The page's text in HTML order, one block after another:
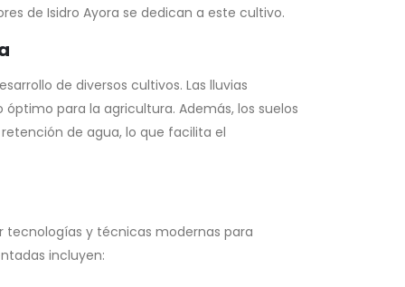
de Isidro Ayora se dedican a este cultivo.
de diversos cultivos. Las lluvias
para la agricultura. Además, los suelos
de agua, lo que facilita el
tecnologías y técnicas modernas para
incluyen: